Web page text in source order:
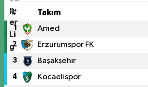
# Takım
1 Amed
2 Erzurumspor FK
3 Başakşehir
4 Kocaelispor